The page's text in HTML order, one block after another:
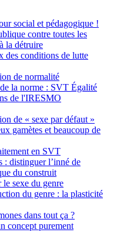
social et pédagogique !
contre toutes les
la détruire
des conditions de lutte
de normalité
la norme : SVT Égalité
de l'IRESMO
de « sexe par défaut »
gamètes et beaucoup de
en SVT
: distinguer l’inné de
du construit
sexe du genre
du genre : la plasticité
dans tout ça ?
concept purement